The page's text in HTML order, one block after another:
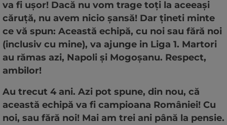
va fi ușor! Dacă nu vom trage toți la aceeași
căruță, nu avem nicio șansă! Dar țineti minte
ce vă spun: Această echipă, cu noi sau fără noi
(inclusiv cu mine), va ajunge in Liga 1. Martori
au rămas azi, Napoli și Mogoșanu. Respect,
ambilor!
Au trecut 4 ani. Azi pot spune, din nou, că
această echipă va fi campioana României! Cu
noi, sau fără noi! Mai am trei ani până la pensie.